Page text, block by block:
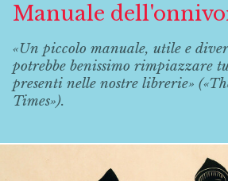
Manuale
«Un piccolo manuale, utile e
potrebbe benissimo rimpiazzare
presenti nelle nostre librerie»
Times»).